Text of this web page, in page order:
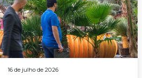
16 de julho de 2026